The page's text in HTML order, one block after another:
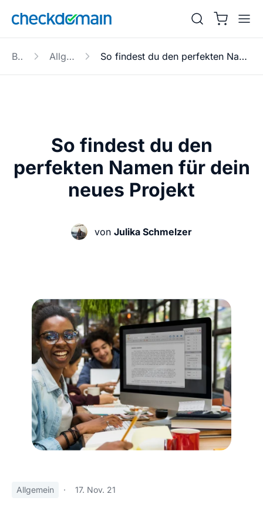
Blog Allgemein So findest du den perfekten Namen für dein neues Projekt
So findest du den
perfekten Namen für dein
neues Projekt
von Julika Schmelzer
Allgemein · 17. Nov. 21